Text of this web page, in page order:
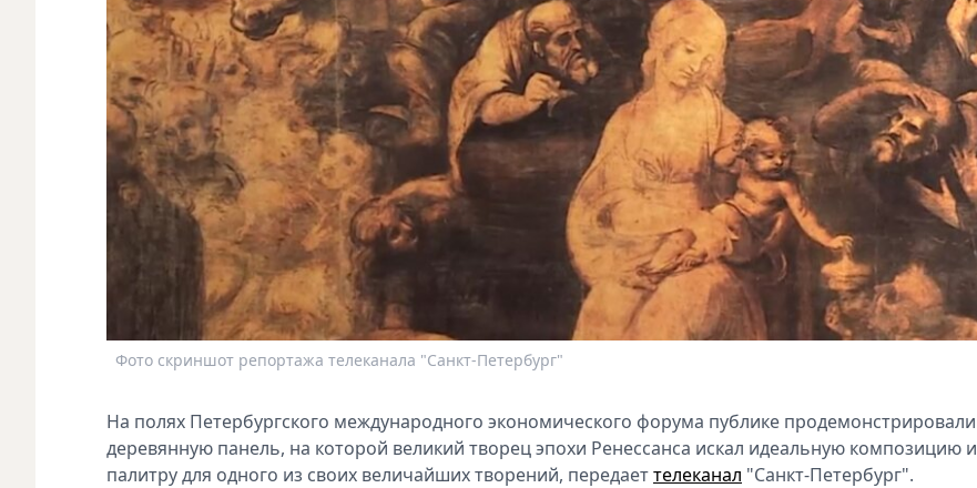
Фото скриншот репортажа телеканала "Санкт-Петербург"
На полях Петербургского международного экономического форума публике продемонстрировали
деревянную панель, на которой великий творец эпохи Ренессанса искал идеальную композицию и
палитру для одного из своих величайших творений, передаеттелеканал "Санкт-Петербург".